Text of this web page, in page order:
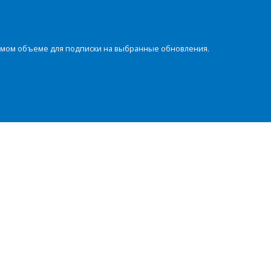
объеме для подписки на выбранные обновления.